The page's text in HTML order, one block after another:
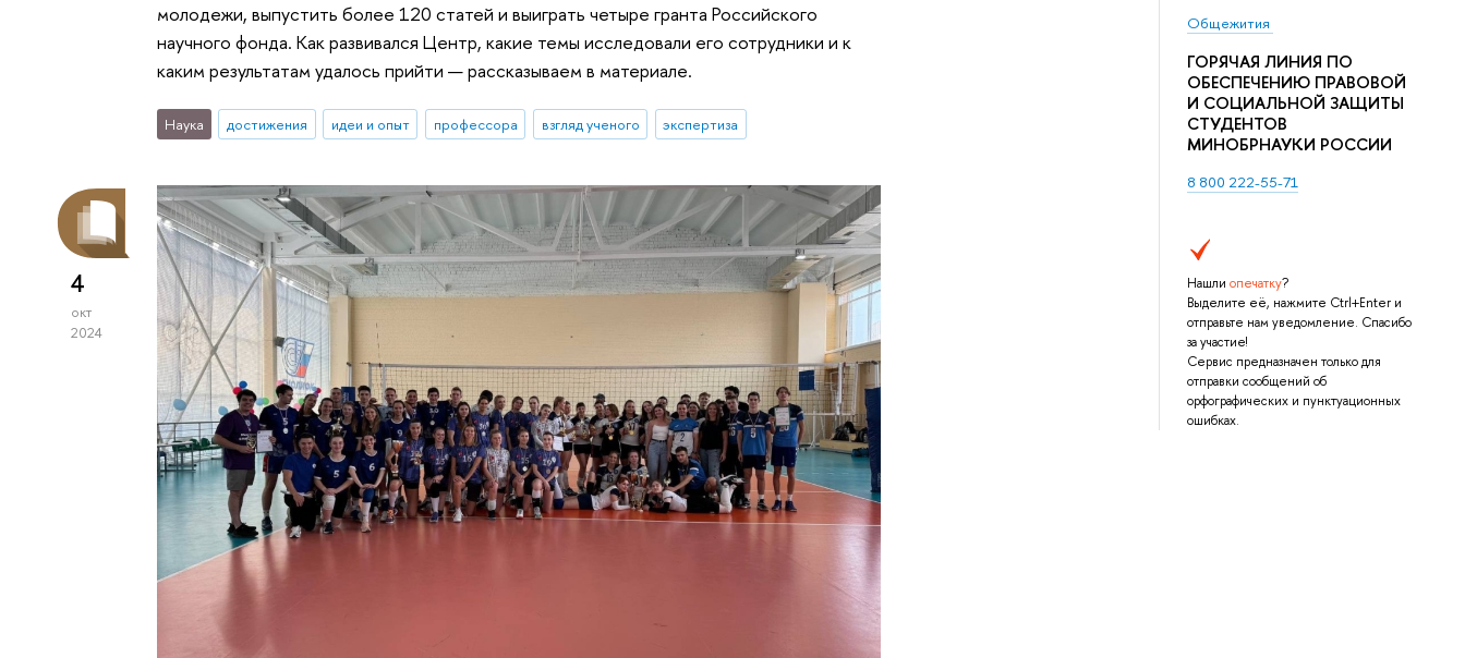
Общежития
ГОРЯЧАЯ ЛИНИЯ ПО
ОБЕСПЕЧЕНИЮ ПРАВОВОЙ
И СОЦИАЛЬНОЙ ЗАЩИТЫ
СТУДЕНТОВ
МИНОБРНАУКИ РОССИИ
8 800 222-55-71
Нашли опечатку?
Выделите её, нажмите Ctrl+Enter и
отправьте нам уведомление. Спасибо
за участие!
Сервис предназначен только для
отправки сообщений об
орфографических и пунктуационных
ошибках.
молодежи, выпустить более 120 статей и выиграть четыре гранта Российского
научного фонда. Как развивался Центр, какие темы исследовали его сотрудники и к
каким результатам удалось прийти — рассказываем в материале.
Наука достижения идеи и опыт профессора взгляд ученого экспертиза
4
окт
2024